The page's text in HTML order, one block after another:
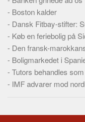
- Boston kalder
- Dansk Fitbay-stifter:
- Køb en feriebolig på
- Den fransk-
- Boligmarkedet i
-Tutors behandles
- IMF advarer mod